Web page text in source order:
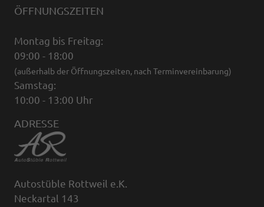
ÖFFNUNGSZEITEN
Montag bis Freitag:
09:00 - 18:00
(außerhalb der Öffnungszeiten, nach Terminvereinbarung)
Samstag:
10:00 - 13:00 Uhr
ADRESSE
Autostüble Rottweil e.K.
Neckartal 143